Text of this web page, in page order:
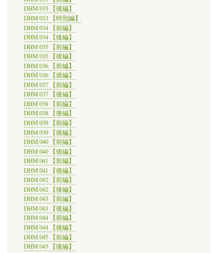
DHM 033 【後編】
DHM 033 【特別編】
DHM 034 【前編】
DHM 034 【後編】
DHM 035 【前編】
DHM 035 【後編】
DHM 036 【前編】
DHM 036 【後編】
DHM 037 【前編】
DHM 037 【後編】
DHM 038 【前編】
DHM 038 【後編】
DHM 039 【前編】
DHM 039 【後編】
DHM 040 【前編】
DHM 040 【後編】
DHM 041 【前編】
DHM 041 【後編】
DHM 042 【前編】
DHM 042 【後編】
DHM 043 【前編】
DHM 043 【後編】
DHM 044 【前編】
DHM 044 【後編】
DHM 045 【前編】
DHM 045 【後編】